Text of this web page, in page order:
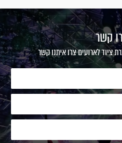
קשר
ציוד לארועים צרו איתנו קשר